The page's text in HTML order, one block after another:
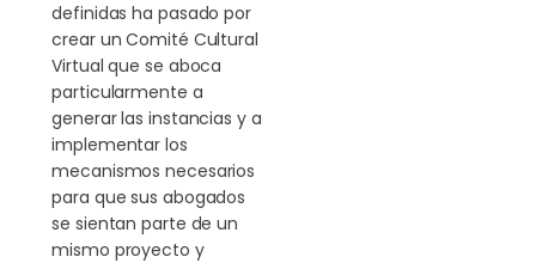
definidas ha pasado por
crear un Comité Cultural
Virtual que se aboca
particularmente a
generar las instancias y a
implementar los
mecanismos necesarios
para que sus abogados
se sientan parte de un
mismo proyecto y